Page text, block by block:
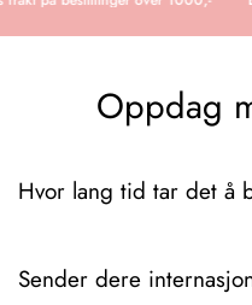
Oppdag
Hvor lang tid tar det å
hos deg. Hvis du trenger
Sender dere